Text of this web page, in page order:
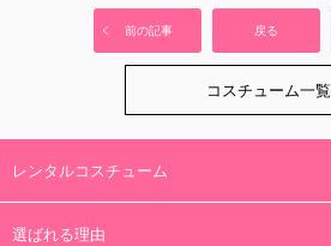
前の記事 戻る
コスチューム一覧
レンタルコスチューム
選ばれる理由